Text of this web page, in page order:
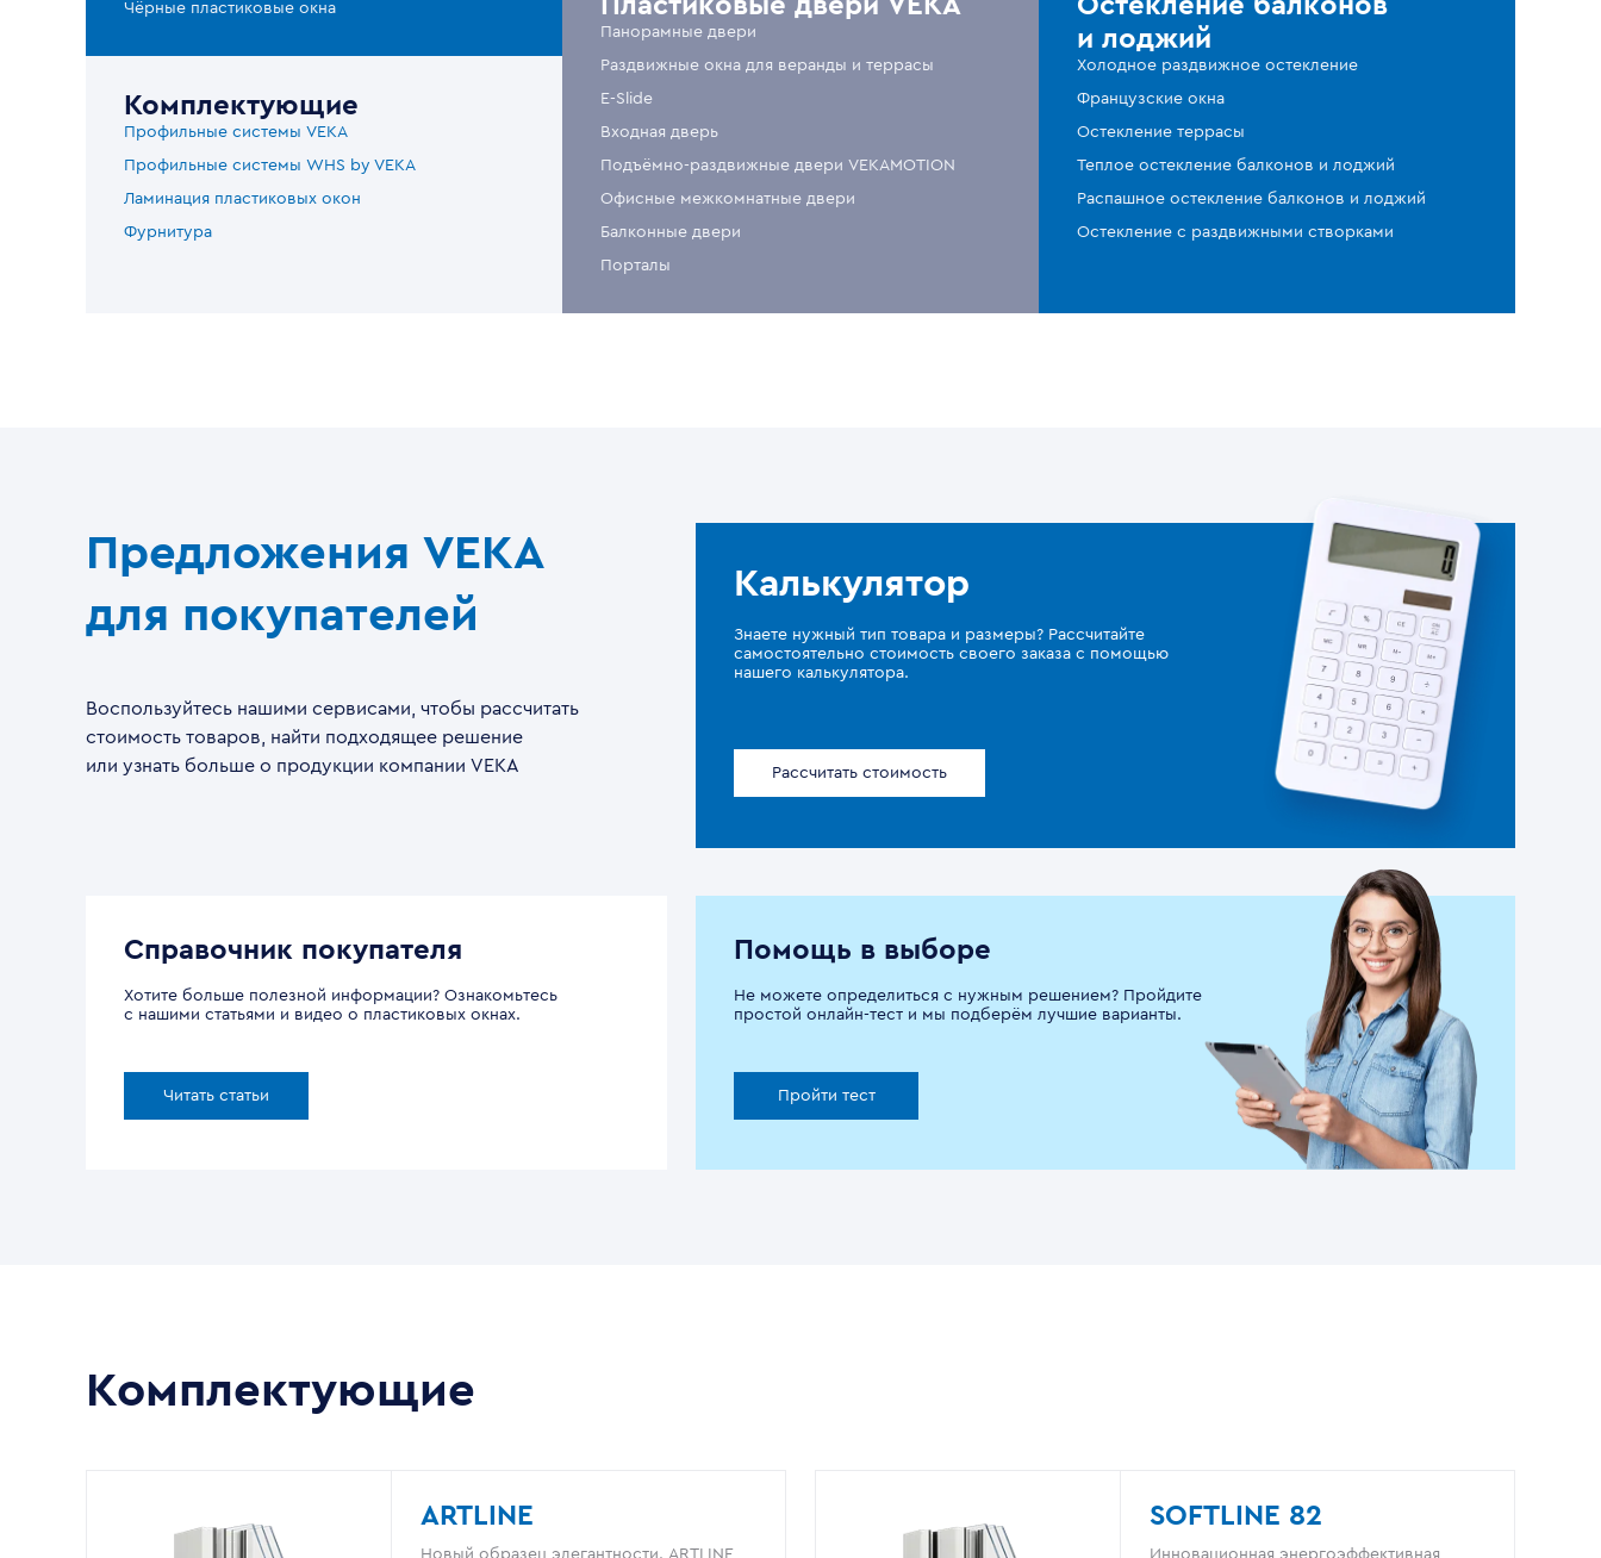
Чёрные пластиковые окна
Комплектующие
Профильные системы VEKA
Профильные системы WHS by VEKA
Ламинация пластиковых окон
Фурнитура
Пластиковые двери VEKA
Панорамные двери
Раздвижные окна для веранды и террасы
E-Slide
Входная дверь
Подъёмно-раздвижные двери VEKAMOTION
Офисные межкомнатные двери
Балконные двери
Порталы
Остекление балконов
и лоджий
Холодное раздвижное остекление
Французские окна
Остекление террасы
Теплое остекление балконов и лоджий
Распашное остекление балконов и лоджий
Остекление с раздвижными створками
Предложения VEKA
для покупателей
Воспользуйтесь нашими сервисами, чтобы рассчитать
стоимость товаров, найти подходящее решение
или узнать больше о продукции компании VEKA
Калькулятор
Знаете нужный тип товара и размеры? Рассчитайте
самостоятельно стоимость своего заказа с помощью
нашего калькулятора.
Рассчитать стоимость
Справочник покупателя
Хотите больше полезной информации? Ознакомьтесь
с нашими статьями и видео о пластиковых окнах.
Читать статьи
Помощь в выборе
Не можете определиться с нужным решением? Пройдите
простой онлайн-тест и мы подберём лучшие варианты.
Пройти тест
Комплектующие
ARTLINE
Новый образец элегантности. ARTLINE
SOFTLINE 82
Инновационная энергоэффективная